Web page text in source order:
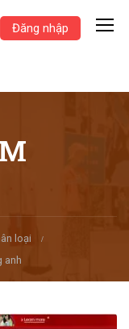
Đăng nhập
loại
anh